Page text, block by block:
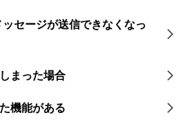
セージが送信できなくなっ
まった場合
機能がある